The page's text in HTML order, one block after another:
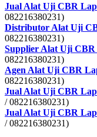
Jual Alat Uji CBR
082216380231)
Distributor Alat Uji
082216380231)
Supplier Alat Uji CBR
082216380231)
Agen Alat Uji CBR
082216380231)
Jual Alat Uji CBR
/ 082216380231)
Jual Alat Uji CBR
/ 082216380231)